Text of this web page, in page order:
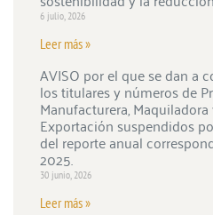
6 julio, 2026
Leer más »
AVISO por el que se dan a
los titulares y números de
Manufacturera,
Exportación suspendidos
del reporte anual
2025.
30 junio, 2026
Leer más »